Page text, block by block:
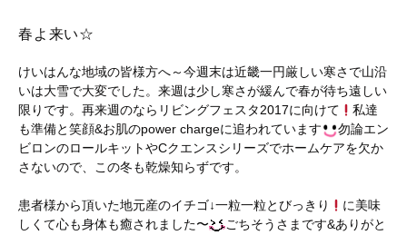
春よ来い☆
けいはんな地域の皆様方へ～今週末は近畿一円厳しい寒さで山沿
いは大雪で大変でした。来週は少し寒さが緩んで春が待ち遠しい
限りです。再来週のならリビングフェスタ2017に向けて
私達
も準備と笑顔&お肌のpower chargeに追われています
勿論エン
ビロンのロールキットやCクエンスシリーズでホームケアを欠か
さないので、この冬も乾燥知らずです。
患者様から頂いた地元産のイチゴ↓一粒一粒とびっきり
に美味
しくて心も身体も癒されました〜
ごちそうさまです&ありがと